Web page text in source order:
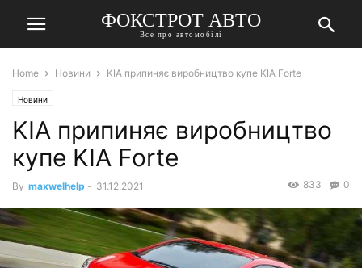
ФОКСТРОТ АВТО
Все про автомобілі
Home Новини KIA припиняє виробництво купе KIA Forte
Новини
KIA припиняє виробництво
купе KIA Forte
By maxwelhelp - 31.12.2021 0
833